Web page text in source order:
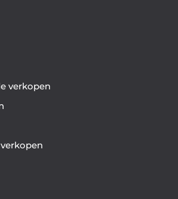
verkopen